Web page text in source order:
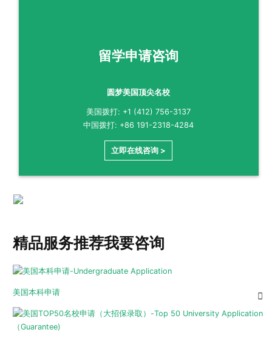
留学申请咨询
圆梦美国顶尖名校
美国拨打: +1 (412) 756-3137
中国拨打: +86 191-2318-4284
立即在线咨询 >
精品服务推荐我要咨询
美国本科申请